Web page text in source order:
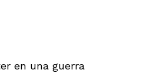
en una guerra